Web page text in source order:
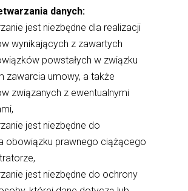
danych:
jest niezbędne dla realizacji
wynikających z zawartych
powstałych w związku
zawarcia umowy, a także
związanych z ewentualnymi
jest niezbędne do
obowiązku prawnego ciążącego
jest niezbędne do ochrony